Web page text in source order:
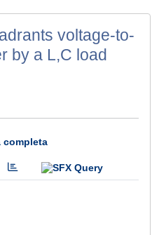
voltage-to-
by a L,C load
completa